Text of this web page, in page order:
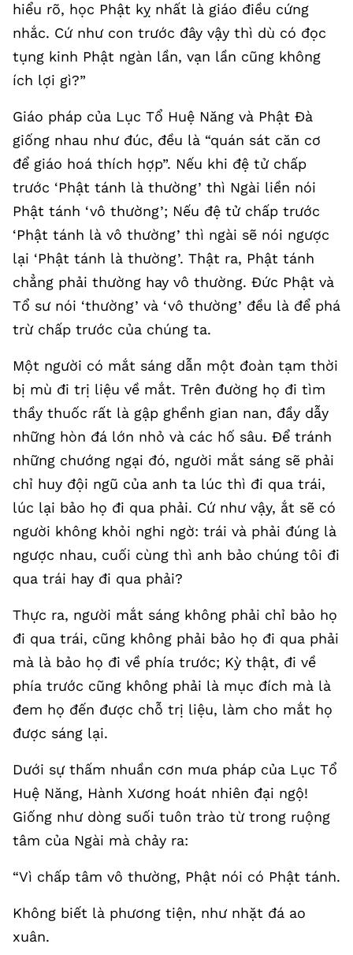
hiểu rõ, học Phật kỵ nhất là giáo điều cứng
nhắc. Cứ như con trước đây vậy thì dù có đọc
tụng kinh Phật ngàn lần, vạn lần cũng không
ích lợi gì?”
Giáo pháp của Lục Tổ Huệ Năng và Phật Đà
giống nhau như đúc, đều là “quán sát căn cơ
để giáo hoá thích hợp”. Nếu khi đệ tử chấp
trước ‘Phật tánh là thường’ thì Ngài liền nói
Phật tánh ‘vô thường’; Nếu đệ tử chấp trước
‘Phật tánh là vô thường’ thì ngài sẽ nói ngược
lại ‘Phật tánh là thường’. Thật ra, Phật tánh
chẳng phải thường hay vô thường. Đức Phật và
Tổ sư nói ‘thường’ và ‘vô thường’ đều là để phá
trừ chấp trước của chúng ta.
Một người có mắt sáng dẫn một đoàn tạm thời
bị mù đi trị liệu về mắt. Trên đường họ đi tìm
thầy thuốc rất là gập ghềnh gian nan, đầy dẫy
những hòn đá lớn nhỏ và các hố sâu. Để tránh
những chướng ngại đó, người mắt sáng sẽ phải
chỉ huy đội ngũ của anh ta lúc thì đi qua trái,
lúc lại bảo họ đi qua phải. Cứ như vậy, ắt sẽ có
người không khỏi nghi ngờ: trái và phải đúng là
ngược nhau, cuối cùng thì anh bảo chúng tôi đi
qua trái hay đi qua phải?
Thực ra, người mắt sáng không phải chỉ bảo họ
đi qua trái, cũng không phải bảo họ đi qua phải
mà là bảo họ đi về phía trước; Kỳ thật, đi về
phía trước cũng không phải là mục đích mà là
đem họ đến được chỗ trị liệu, làm cho mắt họ
được sáng lại.
Dưới sự thấm nhuần cơn mưa pháp của Lục Tổ
Huệ Năng, Hành Xương hoát nhiên đại ngộ!
Giống như dòng suối tuôn trào từ trong ruộng
tâm của Ngài mà chảy ra:
“Vì chấp tâm vô thường, Phật nói có Phật tánh.
Không biết là phương tiện, như nhặt đá ao
xuân.